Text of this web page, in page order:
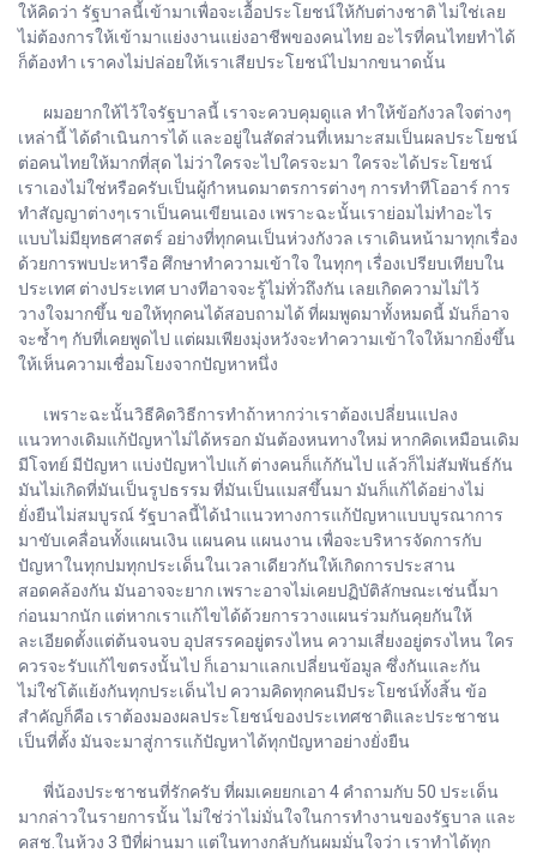
ให้คิดว่า รัฐบาลนี้เข้ามาเพื่อจะเอื้อประโยชน์ให้กับต่างชาติ ไม่ใช่เลย
ไม่ต้องการให้เข้ามาแย่งงานแย่งอาชีพของคนไทย อะไรที่คนไทยทำได้
ก็ต้องทำ เราคงไม่ปล่อยให้เราเสียประโยชน์ไปมากขนาดนั้น
ผมอยากให้ไว้ใจรัฐบาลนี้ เราจะควบคุมดูแล ทำให้ข้อกังวลใจต่างๆ
เหล่านี้ ได้ดำเนินการได้ และอยู่ในสัดส่วนที่เหมาะสมเป็นผลประโยชน์
ต่อคนไทยให้มากที่สุด ไม่ว่าใครจะไปใครจะมา ใครจะได้ประโยชน์
เราเองไม่ใช่หรือครับเป็นผู้กำหนดมาตรการต่างๆ การทำทีโออาร์ การ
ทำสัญญาต่างๆเราเป็นคนเขียนเอง เพราะฉะนั้นเราย่อมไม่ทำอะไร
แบบไม่มียุทธศาสตร์ อย่างที่ทุกคนเป็นห่วงกังวล เราเดินหน้ามาทุกเรื่อง
ด้วยการพบปะหารือ ศึกษาทำความเข้าใจ ในทุกๆ เรื่องเปรียบเทียบใน
ประเทศ ต่างประเทศ บางทีอาจจะรู้ไม่ทั่วถึงกัน เลยเกิดความไม่ไว้
วางใจมากขึ้น ขอให้ทุกคนได้สอบถามได้ ที่ผมพูดมาทั้งหมดนี้ มันก็อาจ
จะซ้ำๆ กับที่เคยพูดไป แต่ผมเพียงมุ่งหวังจะทำความเข้าใจให้มากยิ่งขึ้น
ให้เห็นความเชื่อมโยงจากปัญหาหนึ่ง
เพราะฉะนั้นวิธีคิดวิธีการทำถ้าหากว่าเราต้องเปลี่ยนแปลง
แนวทางเดิมแก้ปัญหาไม่ได้หรอก มันต้องหนทางใหม่ หากคิดเหมือนเดิม
มีโจทย์ มีปัญหา แบ่งปัญหาไปแก้ ต่างคนก็แก้กันไป แล้วก็ไม่สัมพันธ์กัน
มันไม่เกิดที่มันเป็นรูปธรรม ที่มันเป็นแมสขึ้นมา มันก็แก้ได้อย่างไม่
ยั่งยืนไม่สมบูรณ์ รัฐบาลนี้ได้นำแนวทางการแก้ปัญหาแบบบูรณาการ
มาขับเคลื่อนทั้งแผนเงิน แผนคน แผนงาน เพื่อจะบริหารจัดการกับ
ปัญหาในทุกปมทุกประเด็นในเวลาเดียวกันให้เกิดการประสาน
สอดคล้องกัน มันอาจจะยาก เพราะอาจไม่เคยปฏิบัติลักษณะเช่นนี้มา
ก่อนมากนัก แต่หากเราแก้ไขได้ด้วยการวางแผนร่วมกันคุยกันให้
ละเอียดตั้งแต่ต้นจนจบ อุปสรรคอยู่ตรงไหน ความเสี่ยงอยู่ตรงไหน ใคร
ควรจะรับแก้ไขตรงนั้นไป ก็เอามาแลกเปลี่ยนข้อมูล ซึ่งกันและกัน
ไม่ใช่โต้แย้งกันทุกประเด็นไป ความคิดทุกคนมีประโยชน์ทั้งสิ้น ข้อ
สำคัญก็คือ เราต้องมองผลประโยชน์ของประเทศชาติและประชาชน
เป็นที่ตั้ง มันจะมาสู่การแก้ปัญหาได้ทุกปัญหาอย่างยั่งยืน
พี่น้องประชาชนที่รักครับ ที่ผมเคยยกเอา 4 คำถามกับ 50 ประเด็น
มากล่าวในรายการนั้น ไม่ใช่ว่าไม่มั่นใจในการทำงานของรัฐบาล และ
คสช.ในห้วง 3 ปีที่ผ่านมา แต่ในทางกลับกันผมมั่นใจว่า เราทำได้ทุก